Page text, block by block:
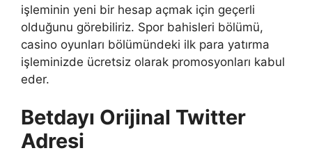
işleminin yeni bir hesap açmak için geçerli
olduğunu görebiliriz. Spor bahisleri bölümü,
casino oyunları bölümündeki ilk para yatırma
işleminizde ücretsiz olarak promosyonları kabul
eder.
Betdayı Orijinal Twitter
Adresi